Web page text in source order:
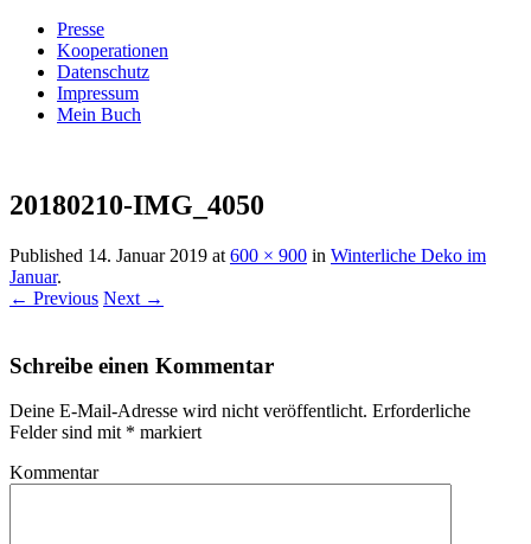
Presse
Kooperationen
Datenschutz
Impressum
Mein Buch
Villa König
20180210-IMG_4050
Published 14. Januar 2019 at 600 × 900 in Winterliche Deko im
Januar.
← Previous Next →
Schreibe einen Kommentar
Deine E-Mail-Adresse wird nicht veröffentlicht. Erforderliche
Felder sind mit * markiert
Kommentar